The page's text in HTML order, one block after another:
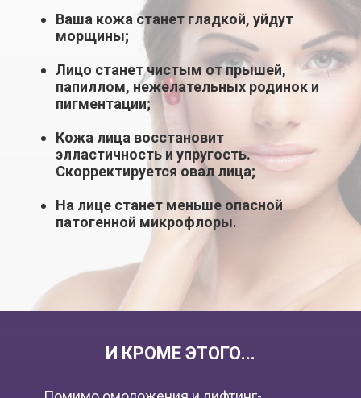
Ваша кожа станет гладкой, уйдут
морщины;
Лицо станет чистым от прышей,
папиллом, нежелательных родинок и
пигментации;
Кожа лица восстановит
элластичность и упругость.
Скорректируется овал лица;
На лице станет меньше опасной
патогенной микрофлоры.
И КРОМЕ ЭТОГО...